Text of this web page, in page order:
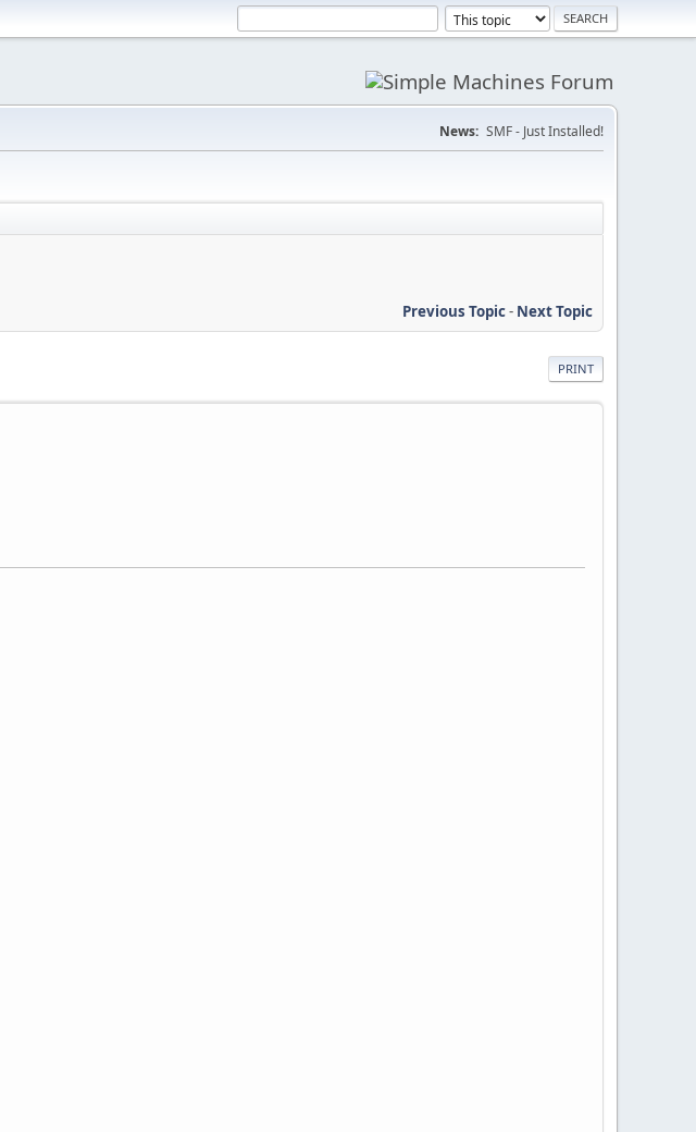
News: SMF - Just Installed!
Previous Topic- Next Topic
PRINT